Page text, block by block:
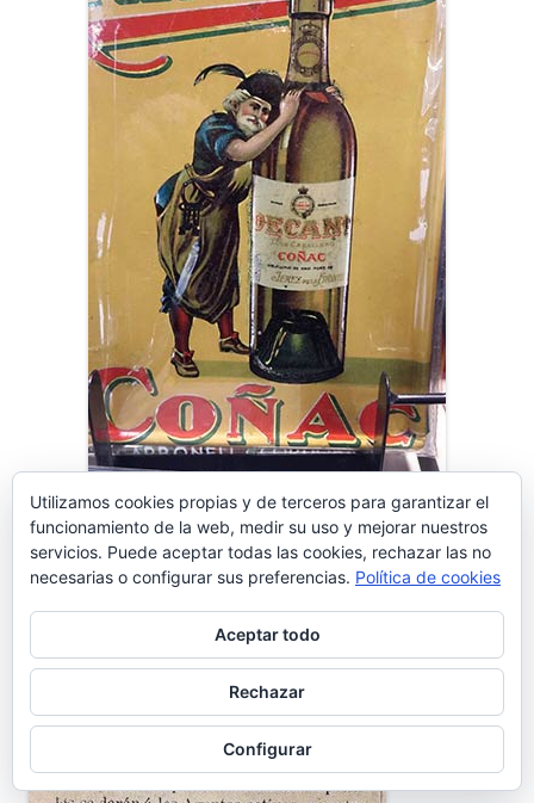
Fábrica de Cervezas Tosar
Utilizamos cookies propias y de terceros para garantizar el
funcionamiento de la web, medir su uso y mejorar nuestros
servicios. Puede aceptar todas las cookies, rechazar las no
necesarias o configurar sus preferencias. Política de cookies
Aceptar todo
Rechazar
Configurar